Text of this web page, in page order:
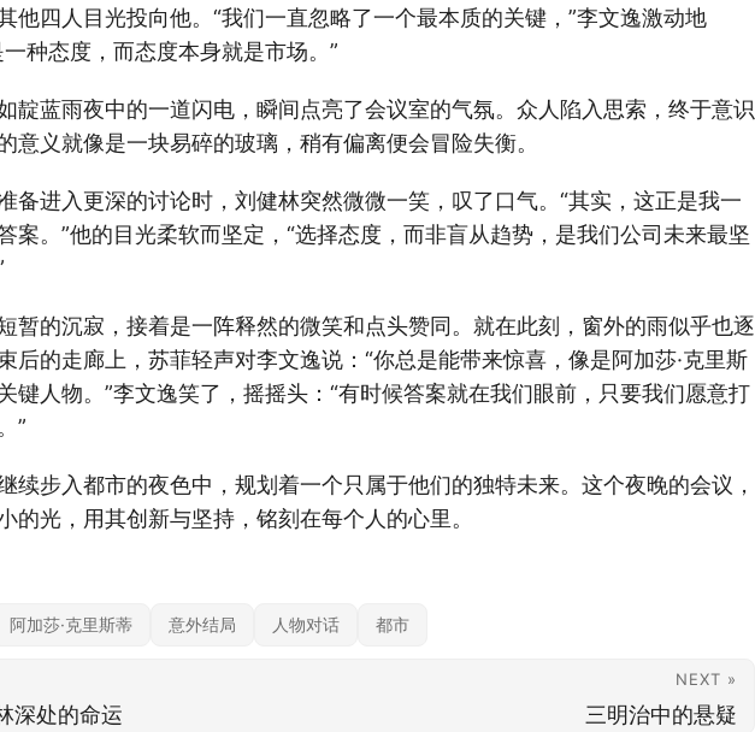
他四人目光投向他。“我们一直忽略了一个最本质的关键，”李文逸激动地
种态度，而态度本身就是市场。”
靛蓝雨夜中的一道闪电，瞬间点亮了会议室的气氛。众人陷入思索，终于意识
意义就像是一块易碎的玻璃，稍有偏离便会冒险失衡。
备进入更深的讨论时，刘健林突然微微一笑，叹了口气。“其实，这正是我一
案。”他的目光柔软而坚定，“选择态度，而非盲从趋势，是我们公司未来最坚
暂的沉寂，接着是一阵释然的微笑和点头赞同。就在此刻，窗外的雨似乎也逐
后的走廊上，苏菲轻声对李文逸说：“你总是能带来惊喜，像是阿加莎·克里斯
键人物。”李文逸笑了，摇摇头：“有时候答案就在我们眼前，只要我们愿意打
”
续步入都市的夜色中，规划着一个只属于他们的独特未来。这个夜晚的会议，
的光，用其创新与坚持，铭刻在每个人的心里。
阿加莎·克里斯蒂 意外结局 人物对话 都市
深处的命运
NEXT »
三明治中的悬疑